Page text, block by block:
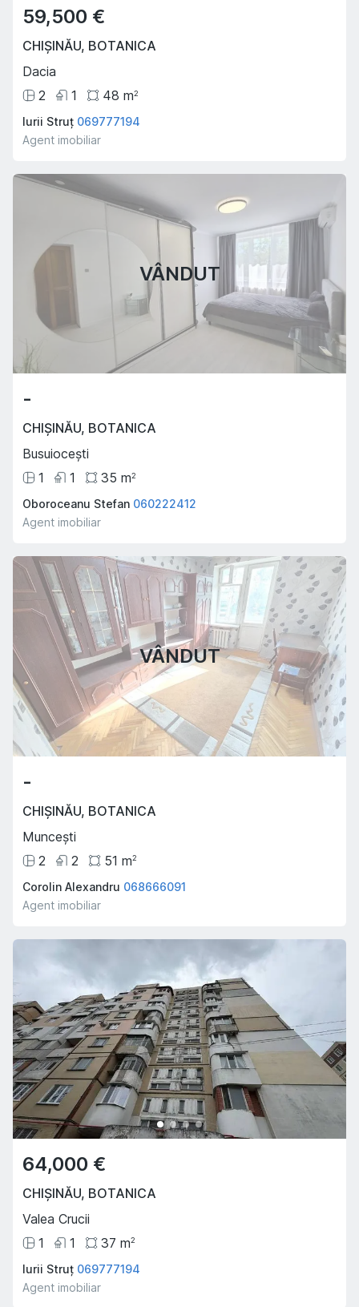
59,500 €
CHIȘINĂU, BOTANICA
Dacia
2
1 48 m2
Iurii Struț 069777194
Agent imobiliar
VÂNDUT
-
CHIȘINĂU, BOTANICA
Busuiocești
1
1 35 m2
Oboroceanu Stefan 060222412
Agent imobiliar
VÂNDUT
-
CHIȘINĂU, BOTANICA
Muncești
2
2 51 m2
Corolin Alexandru 068666091
Agent imobiliar
64,000 €
CHIȘINĂU, BOTANICA
Valea Crucii
1
1 37 m2
Iurii Struț 069777194
Agent imobiliar